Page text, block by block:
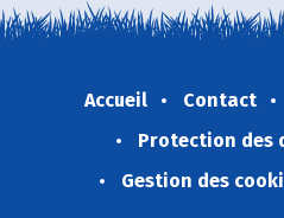
Accueil Contact
Protection des
Gestion des